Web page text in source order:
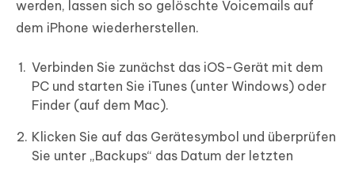
werden, lassen sich so gelöschte Voicemails auf
dem iPhone wiederherstellen.
Verbinden Sie zunächst das iOS-Gerät mit dem
PC und starten Sie iTunes (unter Windows) oder
Finder (auf dem Mac).
Klicken Sie auf das Gerätesymbol und überprüfen
Sie unter „Backups“ das Datum der letzten